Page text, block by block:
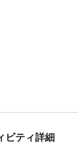
ビティ詳細